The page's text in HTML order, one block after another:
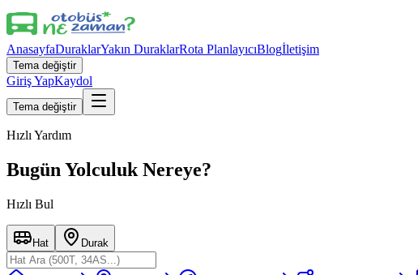
AnasayfaDuraklarYakın DuraklarRota PlanlayıcıBlogİletişim
Tema değiştir
Giriş YapKaydol
Tema değiştir
Hızlı Yardım
Bugün Yolculuk Nereye?
Hızlı Bul
Hat Durak